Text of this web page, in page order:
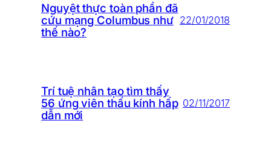
Nguyệt thực toàn phần đã
cứu mạng Columbus như
thế nào?
22/01/2018
Trí tuệ nhân tạo tìm thấy
56 ứng viên thấu kính hấp
dẫn mới
02/11/2017